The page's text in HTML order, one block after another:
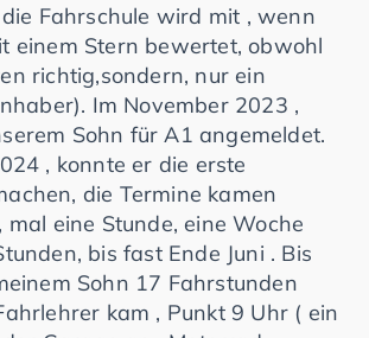
Fahrschule wird mit , wenn
einem Stern bewertet, obwohl
richtig,sondern, nur ein
Im November 2023 ,
Sohn für A1 angemeldet.
, konnte er die erste
die Termine kamen
mal eine Stunde, eine Woche
bis fast Ende Juni . Bis
Sohn 17 Fahrstunden
kam , Punkt 9 Uhr ( ein